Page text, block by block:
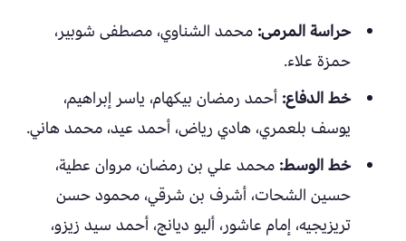
حراسة المرمى: محمد الشناوي، مصطفى شوبير،
حمزة علاء.
خط الدفاع: أحمد رمضان بيكهام، ياسر إبراهيم،
يوسف بلعمري، هادي رياض، أحمد عيد، محمد هاني.
خط الوسط: محمد علي بن رمضان، مروان عطية،
حسين الشحات، أشرف بن شرقي، محمود حسن
تريزيجيه، إمام عاشور، أليو ديانج، أحمد سيد زيزو،